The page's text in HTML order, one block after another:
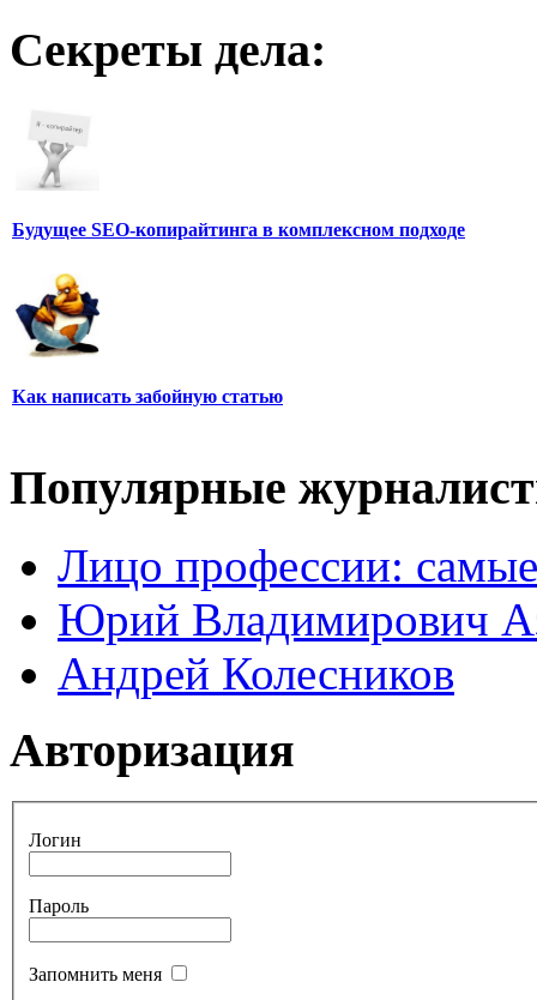
Секреты дела:
Будущее SEO-копирайтинга в комплексном подходе
Как написать забойную статью
Популярные
Лицо профессии:
Юрий Владимирович
Андрей Колесников
Авторизация
Логин
Пароль
Запомнить меня